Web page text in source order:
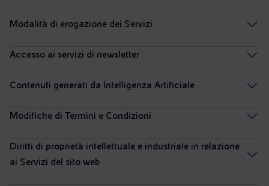
Modalità di erogazione dei Servizi
Accesso ai servizi di newsletter
Contenuti generati da Intelligenza Artificiale
Modifiche di Termini e Condizioni
Diritti di proprietà intellettuale e industriale in relazione
ai Servizi del sito web